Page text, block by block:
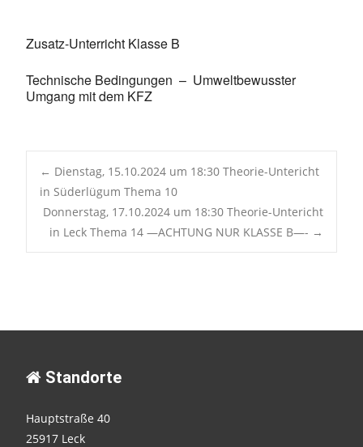
Zusatz-Unterricht Klasse B
Technische Bedingungen – Umweltbewusster
Umgang mit dem KFZ
Post
navigation
← Dienstag, 15.10.2024 um 18:30 Theorie-Untericht
in Süderlügum Thema 10
Donnerstag, 17.10.2024 um 18:30 Theorie-Untericht
in Leck Thema 14 —ACHTUNG NUR KLASSE B—- →
Standorte
Hauptstraße 40
25917 Leck